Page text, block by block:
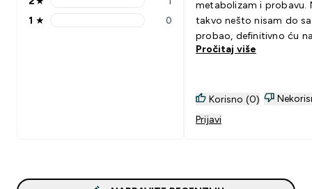
2 stars rating 1 reviews
1 stars rating 0 reviews
1 ★ 0
metabolizam i probavu.
takvo nešto nisam do
probao, definitivno ću
još kad potrošim ovu
okusom breskve, ali od
naručio sam bez okusa.
Pročitaj više
Korisno (0)
Prijavi